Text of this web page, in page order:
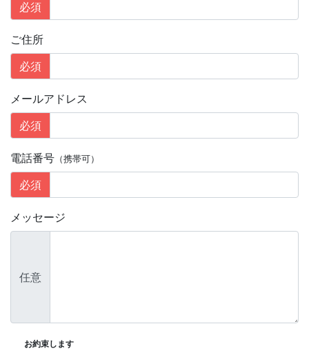
必須
ご住所
必須
メールアドレス
必須
電話番号 （携帯可）
必須
メッセージ
任意
お約束します